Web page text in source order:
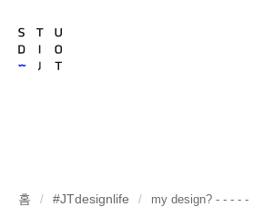
홈 / #JTdesignlife /
my design? - - - - -